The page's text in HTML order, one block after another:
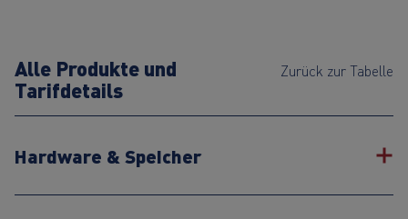
Alle Produkte und
Tarifdetails
Zurück zur Tabelle
Hardware & Speicher